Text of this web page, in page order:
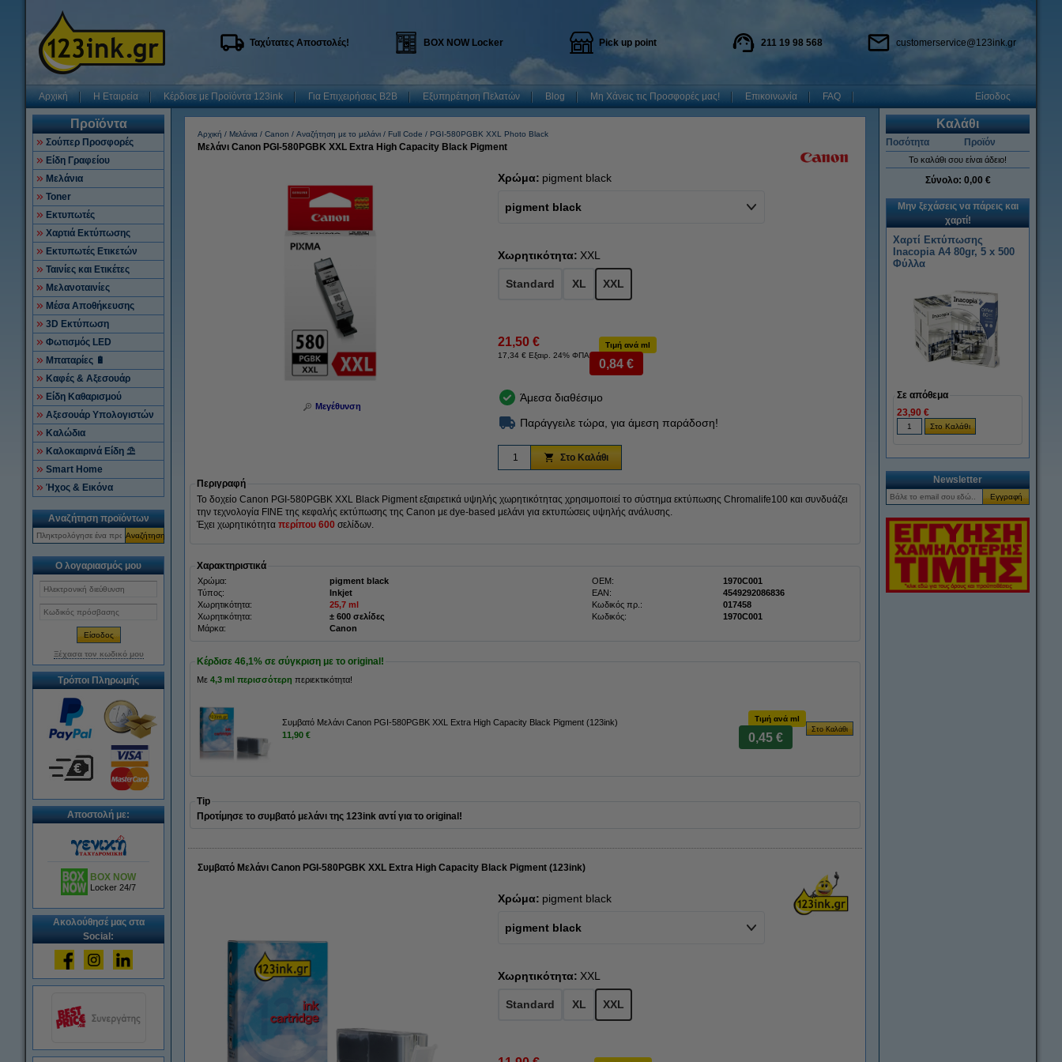
Ταχύτατες Αποστολές! BOX NOW Locker Pick up point 211 19 98 568 customerservice@123ink.gr
Αρχική Η Εταιρεία Κέρδισε με Προϊόντα 123ink Για Επιχειρήσεις B2B Εξυπηρέτηση Πελατών Blog Μη Χάνεις τις Προσφορές μας! Επικοινωνία FAQ Είσοδος
Προϊόντα
Σούπερ Προσφορές
Είδη Γραφείου
Μελάνια
Toner
Εκτυπωτές
Χαρτιά Εκτύπωσης
Εκτυπωτές Ετικετών
Ταινίες και Ετικέτες
Μελανοταινίες
Μέσα Αποθήκευσης
3D Εκτύπωση
Φωτισμός LED
Μπαταρίες 🔋
Καφές & Αξεσουάρ
Είδη Καθαρισμού
Αξεσουάρ Υπολογιστών
Καλώδια
Καλοκαιρινά Είδη ⛱
Smart Home
Ήχος & Εικόνα
Αναζήτηση προϊόντων
Αναζήτηση
Ο λογαριασμός μου
Ξέχασα τον κωδικό μου
Τρόποι Πληρωμής
Αποστολή με:
BOX NOW
Locker 24/7
Ακολούθησέ μας στα
Social:
Αρχική Μελάνια Canon Αναζήτηση με το μελάνι Full Code PGI-580PGBK XXL Photo Black
Μελάνι Canon PGI-580PGBK XXL Extra High Capacity Black Pigment
Μεγέθυνση
Χρώμα: pigment black
pigment black
Χωρητικότητα: XXL
Standard XL XXL
21,50 €
17,34 € Εξαιρ. 24% ΦΠΑ
Τιμή ανά ml
0,84 €
Άμεσα διαθέσιμο
Παράγγειλε τώρα, για άμεση παράδοση!
Στο Καλάθι
Περιγραφή
Το δοχείο Canon PGI-580PGBK XXL Black Pigment εξαιρετικά υψηλής χωρητικότητας χρησιμοποιεί το σύστημα εκτύπωσης Chromalife100 και συνδυάζει
την τεχνολογία FINE της κεφαλής εκτύπωσης της Canon με dye-based μελάνι για εκτυπώσεις υψηλής ανάλυσης.
Έχει χωρητικότητα περίπου 600 σελίδων.
Χαρακτηριστικά
Χρώμα: pigment black OEM:
1970C001
Τύπος:
Inkjet EAN:
4549292086836
Χωρητικότητα:
25,7 ml Κωδικός πρ.:
017458
Χωρητικότητα:
± 600 σελίδες Κωδικός:
1970C001
Μάρκα:
Canon
Κέρδισε 46,1% σε σύγκριση με το original!
Με 4,3 ml περισσότερη περιεκτικότητα!
Συμβατό Μελάνι Canon PGI-580PGBK XXL Extra High Capacity Black Pigment (123ink)
11,90 €
Τιμή ανά ml
0,45 €
Tip
Προτίμησε το συμβατό μελάνι της 123ink αντί για το original!
Συμβατό Μελάνι Canon PGI-580PGBK XXL Extra High Capacity Black Pigment (123ink)
Χρώμα: pigment black
pigment black
Χωρητικότητα: XXL
Standard XL XXL
Καλάθι
Ποσότητα Προϊόν
Το καλάθι σου είναι άδειο!
Σύνολο: 0,00 €
Μην ξεχάσεις να πάρεις και
χαρτί!
Χαρτί Εκτύπωσης
Inacopia Α4 80gr, 5 x 500
Φύλλα
Σε απόθεμα
23,90 €
Newsletter